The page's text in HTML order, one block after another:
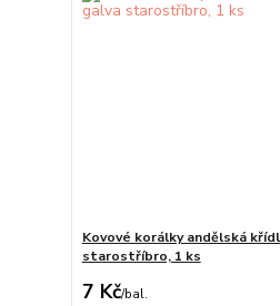
Kovové korálky andělská
starostříbro, 1 ks
7 Kč/bal.